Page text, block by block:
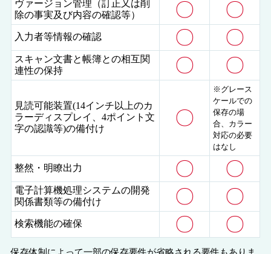
ヴァージョン管理（訂正又は削
除の事実及び内容の確認等）
〇 〇
入力者等情報の確認 〇 〇
スキャン文書と帳簿との相互関
連性の保持
〇 〇
見読可能装置(14インチ以上のカ
ラーディスプレイ、4ポイント文
字の認識等)の備付け
〇
※グレース
ケールでの
保存の場
合、カラー
対応の必要
はなし
整然・明瞭出力 〇 〇
電子計算機処理システムの開発
関係書類等の備付け
〇 〇
検索機能の確保 〇 〇
保存体制によって一部の保存要件が省略される要件もありま